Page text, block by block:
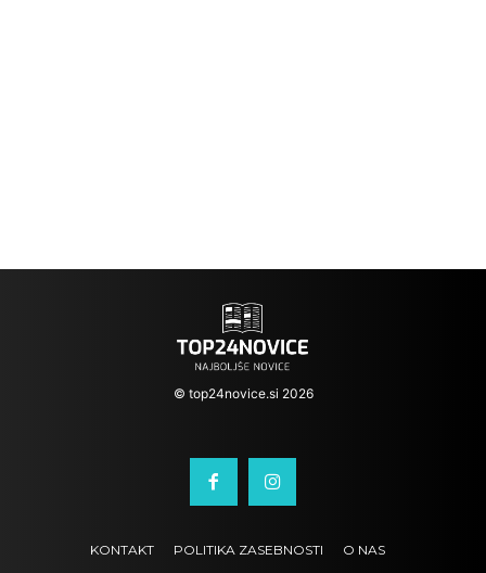
© top24novice.si 2026
KONTAKT POLITIKA ZASEBNOSTI O NAS